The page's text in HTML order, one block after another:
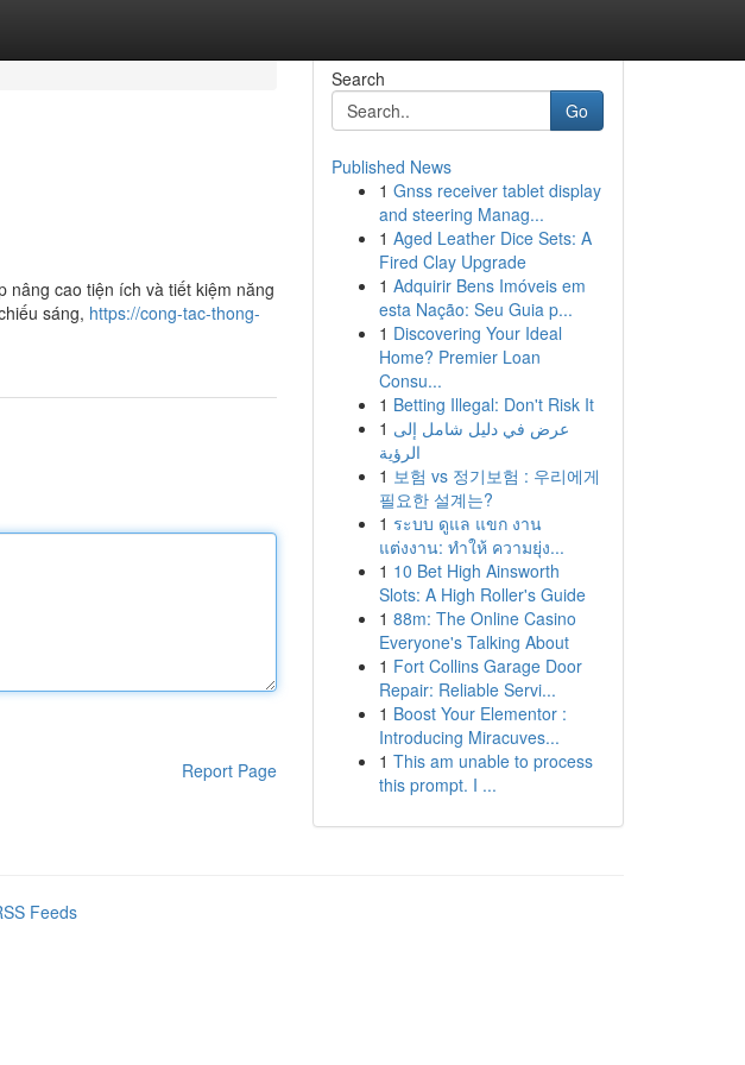
nâng cao tiện ích và tiết kiệm năng
sáng, https://cong-tac-thong-
Report Page
Search
Go
Published News
1 Gnss receiver tablet display
and steering Manag...
1 Aged Leather Dice Sets: A
Fired Clay Upgrade
1 Adquirir Bens Imóveis em
esta Nação: Seu Guia p...
1 Discovering Your Ideal
Home? Premier Loan
Consu...
1 Betting Illegal: Don't Risk It
1 عرض في دليل شامل إلى
الرؤية
1 보험 vs 정기보험 : 우리에게
필요한 설계는?
1 ระบบ ดูแล แขก งาน
แต่งงาน: ทำให้ ความยุ่ง...
1 10 Bet High Ainsworth
Slots: A High Roller's Guide
1 88m: The Online Casino
Everyone's Talking About
1 Fort Collins Garage Door
Repair: Reliable Servi...
1 Boost Your Elementor :
Introducing Miracuves...
1 This am unable to process
this prompt. I ...
Feeds